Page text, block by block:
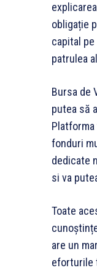
obligație
capital
patrulea
Bursa de
putea să
fonduri
dedicate
si va
Toate
are un
eforturile